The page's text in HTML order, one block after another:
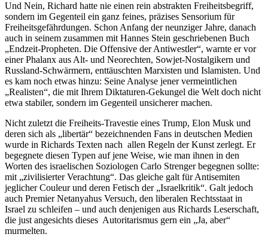
Und Nein, Richard hatte nie einen rein abstrakten Freiheitsbegriff,
sondern im Gegenteil ein ganz feines, präzises Sensorium für
Freiheitsgefährdungen. Schon Anfang der neunziger Jahre, danach
auch in seinem zusammen mit Hannes Stein geschriebenen Buch
„Endzeit-Propheten. Die Offensive der Antiwestler“, warnte er vor
einer Phalanx aus Alt- und Neorechten, Sowjet-Nostalgikern und
Russland-Schwärmern, enttäuschten Marxisten und Islamisten. Und
es kam noch etwas hinzu: Seine Analyse jener vermeintlichen
„Realisten“, die mit Ihrem Diktaturen-Gekungel die Welt doch nicht
etwa stabiler, sondern im Gegenteil unsicherer machen.
Nicht zuletzt die Freiheits-Travestie eines Trump, Elon Musk und
deren sich als „libertär“ bezeichnenden Fans in deutschen Medien
wurde in Richards Texten nach allen Regeln der Kunst zerlegt. Er
begegnete diesen Typen auf jene Weise, wie man ihnen in den
Worten des israelischen Soziologen Carlo Strenger begegnen sollte:
mit „zivilisierter Verachtung“. Das gleiche galt für Antisemiten
jeglicher Couleur und deren Fetisch der „Israelkritik“. Galt jedoch
auch Premier Netanyahus Versuch, den liberalen Rechtsstaat in
Israel zu schleifen – und auch denjenigen aus Richards Leserschaft,
die just angesichts dieses Autoritarismus gern ein „Ja, aber“
murmelten.